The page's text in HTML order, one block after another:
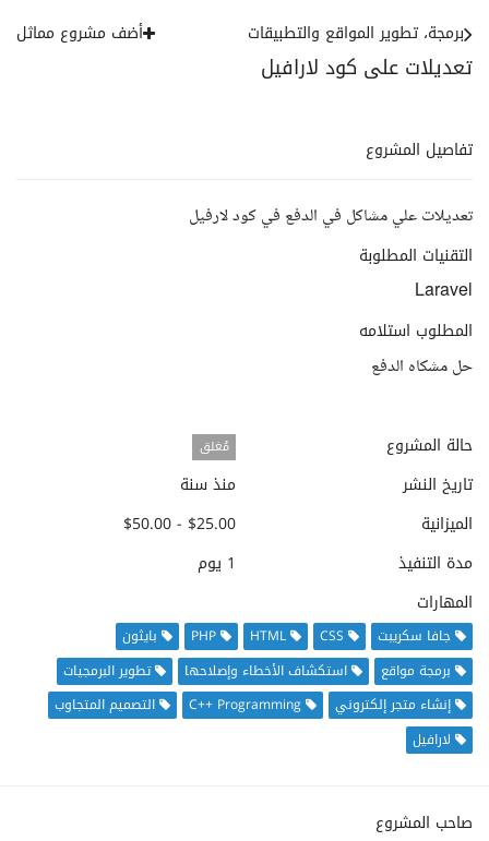
تعديلات على كود لارافيل
برمجة، تطوير المواقع والتطبيقات أضف مشروع مماثل
تفاصيل المشروع
تعديلات علي مشاكل في الدفع في كود لارفيل
التقنيات المطلوبة
Laravel
المطلوب استلامه
حل مشكاه الدفع
حالة المشروع مُغلق
تاريخ النشر
منذ سنة
الميزانية
$25.00 - $50.00
مدة التنفيذ
1 يوم
المهارات
جافا سكريبت CSS
HTML
PHP
بايثون
برمجة مواقع
استكشاف الأخطاء وإصلاحها
تطوير البرمجيات
إنشاء متجر إلكتروني
C++ Programming
التصميم المتجاوب
لارافيل
صاحب المشروع